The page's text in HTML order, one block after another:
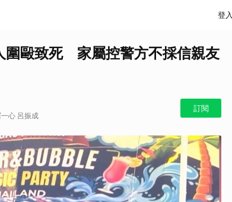
登入
圍毆致死 家屬控警方不採信親友
心 呂振成
訂閱